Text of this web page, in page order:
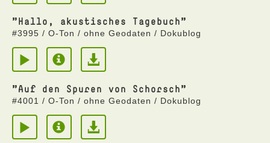
"Hallo, akustisches Tagebuch"
#3995 / O-Ton / ohne Geodaten / Dokublog
"Auf den Spuren von Schorsch"
#4001 / O-Ton / ohne Geodaten / Dokublog